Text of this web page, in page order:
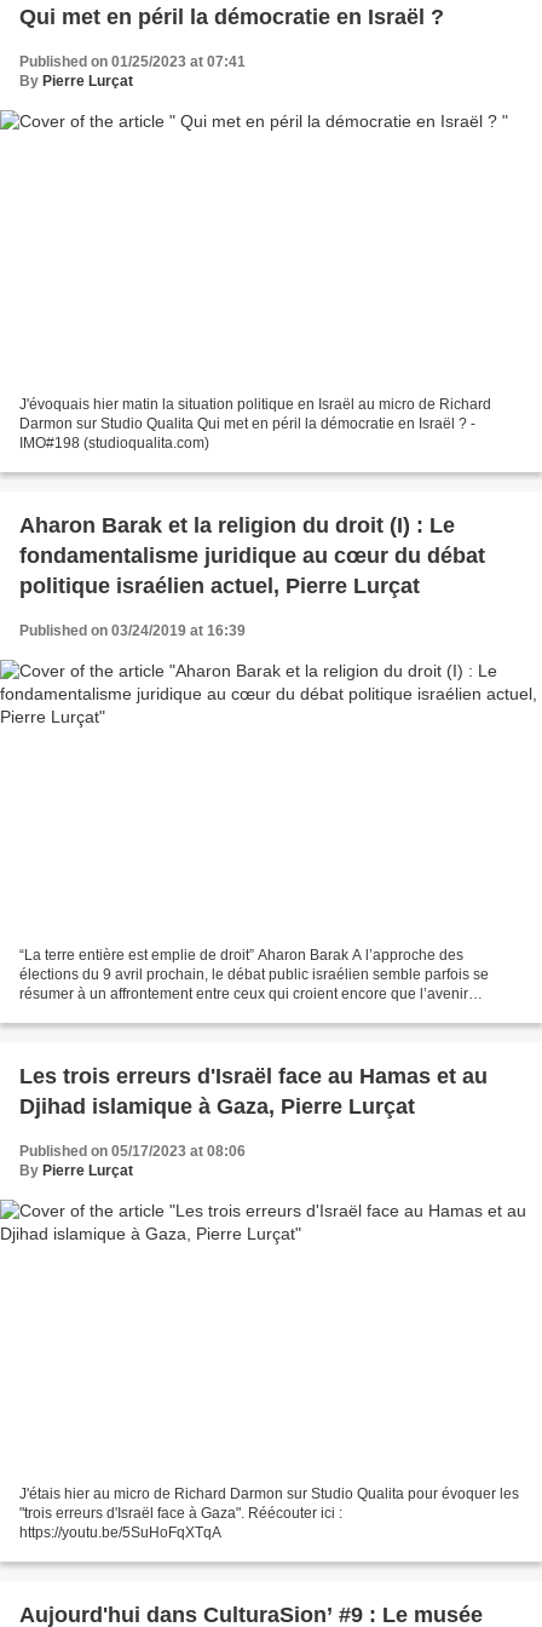
Qui met en péril la démocratie en Israël ?
Published on 01/25/2023 at 07:41
By Pierre Lurçat
J'évoquais hier matin la situation politique en Israël au micro de Richard
Darmon sur Studio Qualita Qui met en péril la démocratie en Israël ? -
IMO#198 (studioqualita.com)
Aharon Barak et la religion du droit (I) : Le
fondamentalisme juridique au cœur du débat
politique israélien actuel, Pierre Lurçat
Published on 03/24/2019 at 16:39
“La terre entière est emplie de droit” Aharon Barak A l’approche des
élections du 9 avril prochain, le débat public israélien semble parfois se
résumer à un affrontement entre ceux qui croient encore que l’avenir
Les trois erreurs d'Israël face au Hamas et au
Djihad islamique à Gaza, Pierre Lurçat
Published on 05/17/2023 at 08:06
By Pierre Lurçat
J'étais hier au micro de Richard Darmon sur Studio Qualita pour évoquer les
"trois erreurs d'Israël face à Gaza". Réécouter ici :
https://youtu.be/5SuHoFqXTqA
Aujourd'hui dans CulturaSion’ #9 : Le musée